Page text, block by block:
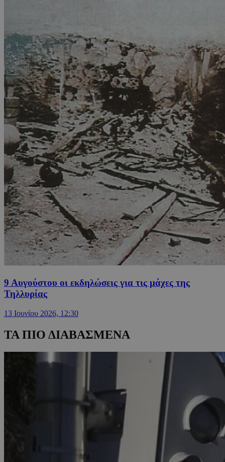
9 Αυγούστου οι εκδηλώσεις για τις μάχες της
Τηλλυρίας
13 Ιουνίου 2026, 12:30
ΤΑ ΠΙΟ ΔΙΑΒΑΣΜΕΝΑ